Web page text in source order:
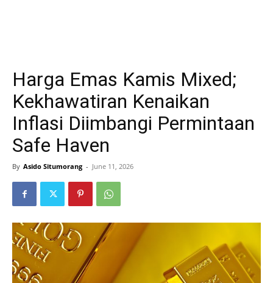
Harga Emas Kamis Mixed;
Kekhawatiran Kenaikan
Inflasi Diimbangi Permintaan
Safe Haven
By Asido Situmorang - June 11, 2026